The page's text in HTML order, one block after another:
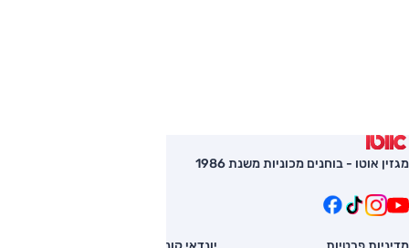
מגזין אוטו - בוחנים מכוניות משנת 1986